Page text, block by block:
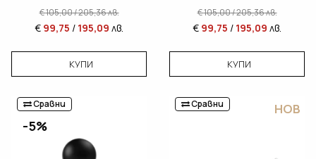
€105,00/205,36лв.
€ 99,75 / 195,09 лв.
КУПИ
€105,00/205,36лв.
€ 99,75 / 195,09 лв.
КУПИ
Сравни
-5%
Сравни НОВ